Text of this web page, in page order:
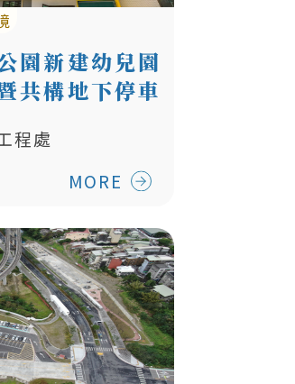
園新建幼兒園
共構地下停車
程處
MORE